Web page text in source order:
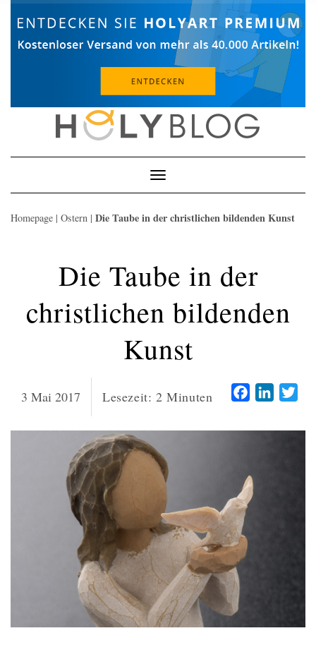
Toggle
Navigation
Homepage | Ostern | Die Taube in der christlichen bildenden Kunst
Die Taube in der
christlichen bildenden
Kunst
3 Mai 2017 Lesezeit: 2 Minuten Facebook